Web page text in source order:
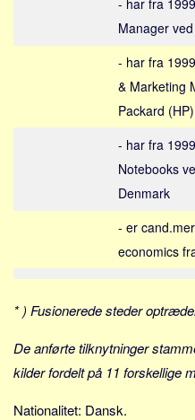
Om
Redigering
Tekstannoncer
Bannere
- har fra
Manager
- har fra
& Marketing
Packard
- har fra
Notebooks
Denmark
- er
economics
* ) Fusionerede steder
De anførte tilknytninger
kilder fordelt på 11 forskellige
Nationalitet: Dansk.